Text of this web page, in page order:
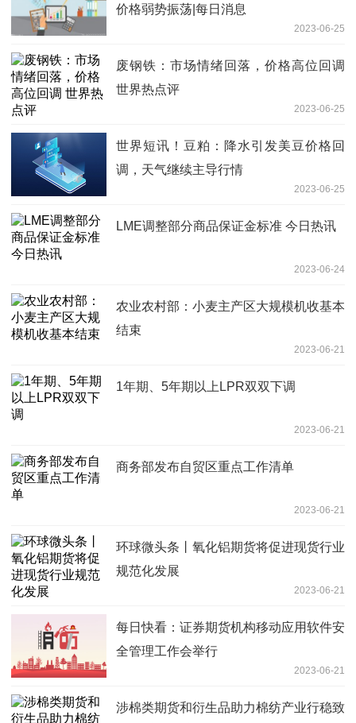
价格弱势振荡|每日消息
2023-06-25
废钢铁：市场情绪回落，价格高位回调
世界热点评
2023-06-25
世界短讯！豆粕：降水引发美豆价格回
调，天气继续主导行情
2023-06-25
LME调整部分商品保证金标准 今日热讯
2023-06-24
农业农村部：小麦主产区大规模机收基本
结束
2023-06-21
1年期、5年期以上LPR双双下调
2023-06-21
商务部发布自贸区重点工作清单
2023-06-21
环球微头条丨氧化铝期货将促进现货行业
规范化发展
2023-06-21
每日快看：证券期货机构移动应用软件安
全管理工作会举行
2023-06-21
涉棉类期货和衍生品助力棉纺产业行稳致